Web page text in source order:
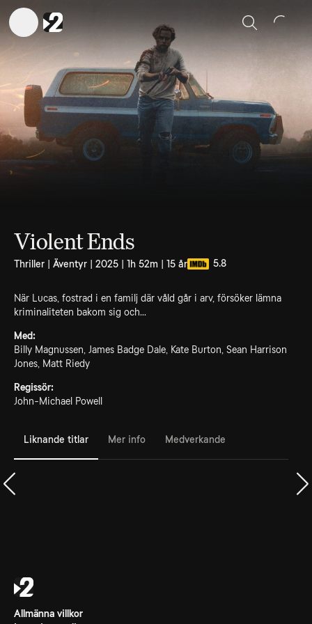
Sök
Violent Ends
Thriller | Äventyr | 2025 | 1h 52m | 15 år 5.8
När Lucas, fostrad i en familj där våld går i arv, försöker lämna
kriminaliteten bakom sig och...
Med:
Billy Magnussen, James Badge Dale, Kate Burton, Sean Harrison
Jones, Matt Riedy
Regissör:
John-Michael Powell
Liknande titlar Mer info Medverkande
Allmänna villkor